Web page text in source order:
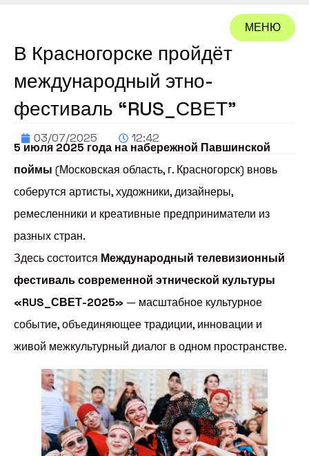
МЕНЮ
В Красногорске пройдёт
международный этно-
фестиваль “RUS_СВЕТ”
03/07/2025 12:42
5 июля 2025 года на набережной Павшинской
поймы (Московская область, г. Красногорск) вновь
соберутся артисты, художники, дизайнеры,
ремесленники и креативные предприниматели из
разных стран.
Здесь состоится Международный телевизионный
фестиваль современной этнической культуры
«RUS_СВЕТ-2025» — масштабное культурное
событие, объединяющее традиции, инновации и
живой межкультурный диалог в одном пространстве.